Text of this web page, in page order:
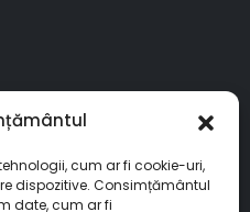
cum ar fi cookie-uri,
dispozitive. Consimțământul
date, cum ar fi